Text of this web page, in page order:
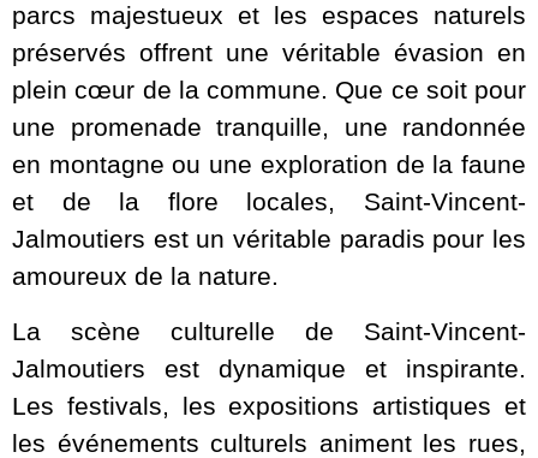
parcs majestueux et les espaces naturels
préservés offrent une véritable évasion en
plein cœur de la commune. Que ce soit pour
une promenade tranquille, une randonnée
en montagne ou une exploration de la faune
et de la flore locales, Saint-Vincent-
Jalmoutiers est un véritable paradis pour les
amoureux de la nature.
La scène culturelle de Saint-Vincent-
Jalmoutiers est dynamique et inspirante.
Les festivals, les expositions artistiques et
les événements culturels animent les rues,